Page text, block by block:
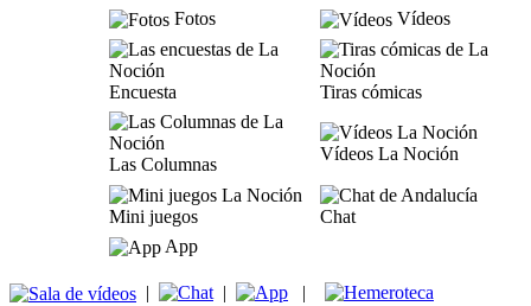
Fotos
Vídeos
Encuesta Tiras cómicas
Las Columnas
Vídeos La Noción
Mini juegos
Chat
App
| | |